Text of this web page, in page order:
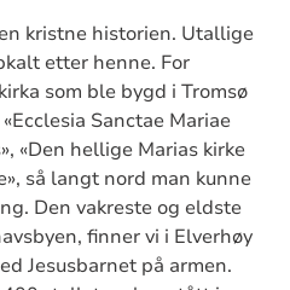
kristne historien. Utallige
etter henne. For
som ble bygd i Tromsø
Sanctae Mariae
«Den hellige Marias kirke
så langt nord man kunne
Den vakreste og eldste
finner vi i Elverhøy
Jesusbarnet på armen.